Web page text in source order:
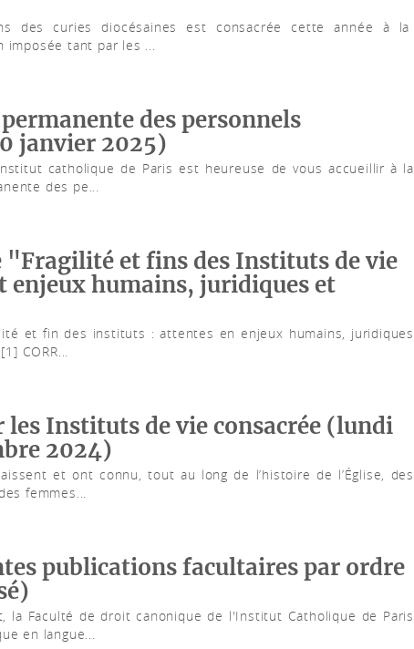
des curies diocésaines est consacrée cette année à la
tant par les ...
des personnels
janvier 2025)
catholique de Paris est heureuse de vous accueillir à la
des pe...
"Fragilité et fins des Instituts de vie
enjeux humains, juridiques et
et fin des instituts : attentes en enjeux humains, juridiques
CORR...
les Instituts de vie consacrée (lundi
2024)
et ont connu, tout au long de l’histoire de l’Église, des
femmes...
publications facultaires par ordre
la Faculté de droit canonique de l'Institut Catholique de Paris
en langue...